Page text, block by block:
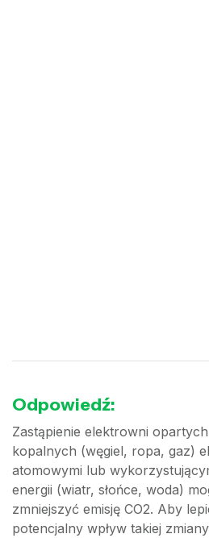
Odpowiedź:
Zastąpienie elektrowni
kopalnych (węgiel, ropa, gaz)
atomowymi lub
energii (wiatr, słońce, woda)
zmniejszyć emisję CO2. Aby
potencjalny wpływ takiej